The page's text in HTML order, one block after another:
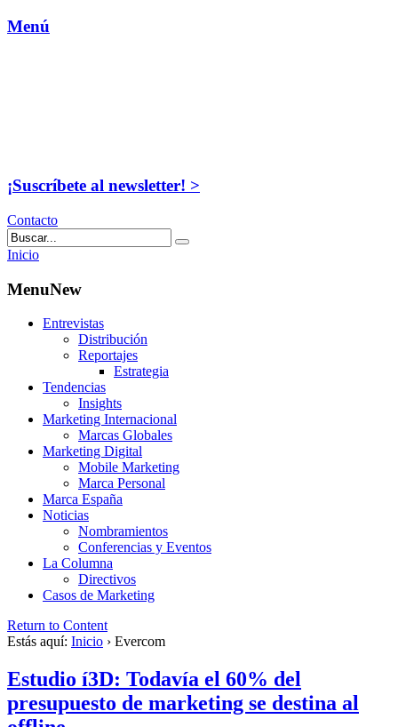
Menú
¡Suscríbete al newsletter! >
Contacto
Inicio
MenuNew
Entrevistas
Distribución
Reportajes
Estrategia
Tendencias
Insights
Marketing Internacional
Marcas Globales
Marketing Digital
Mobile Marketing
Marca Personal
Marca España
Noticias
Nombramientos
Conferencias y Eventos
La Columna
Directivos
Casos de Marketing
Return to Content
Estás aquí: Inicio › Evercom
Estudio í3D: Todavía el 60% del
presupuesto de marketing se destina al